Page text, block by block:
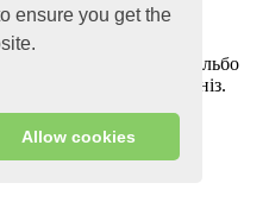
ensure you get the
Allow cookies
у вашым установе. Альбо
цягнуць установу ўніз.